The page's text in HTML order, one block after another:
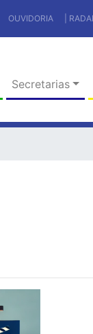
OUVIDORIA |
Secretarias